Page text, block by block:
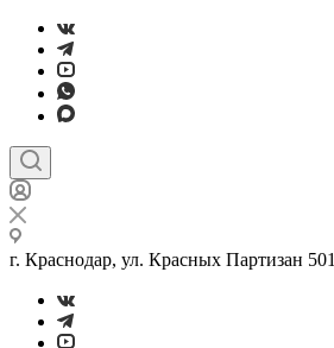
г. Краснодар, ул. Красных Партизан 501